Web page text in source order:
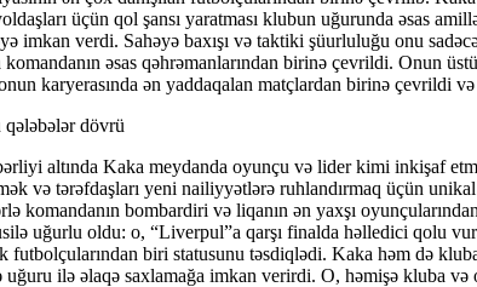
üçün qol şansı yaratması klubun uğurunda əsas
imkan verdi. Sahəyə baxışı və taktiki şüurluluğu onu
komandanın əsas qəhrəmanlarından birinə çevrildi. Onun
karyerasında ən yaddaqalan matçlardan birinə çevrildi
altında Kaka meydanda oyunçu və lider kimi inkişaf
və tərəfdaşları yeni nailiyyətlərə ruhlandırmaq üçün
komandanın bombardiri və liqanın ən yaxşı
uğurlu oldu: o, “Liverpul”a qarşı finalda həlledici qolu
biri statusunu təsdiqlədi. Kaka həm də
ilə əlaqə saxlamağa imkan verirdi. O, həmişə kluba